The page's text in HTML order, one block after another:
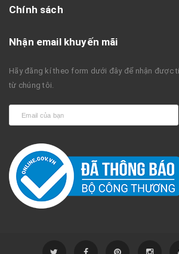
Chính sách
Nhận email khuyến mãi
Hãy đăng kí theo form dưới đây để nhận được
từ chúng tôi.